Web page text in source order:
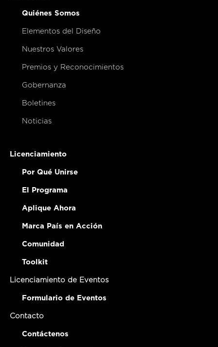
Quiénes Somos
Elementos del Diseño
Nuestros Valores
Premios y Reconocimientos
Gobernanza
Boletines
Noticias
Licenciamiento
Por Qué Unirse
El Programa
Aplique Ahora
Marca País en Acción
Comunidad
Toolkit
Licenciamiento de Eventos
Formulario de Eventos
Contacto
Contáctenos